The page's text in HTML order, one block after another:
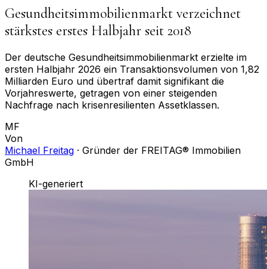
Gesundheitsimmobilienmarkt verzeichnet
stärkstes erstes Halbjahr seit 2018
Der deutsche Gesundheitsimmobilienmarkt erzielte im
ersten Halbjahr 2026 ein Transaktionsvolumen von 1,82
Milliarden Euro und übertraf damit signifikant die
Vorjahreswerte, getragen von einer steigenden
Nachfrage nach krisenresilienten Assetklassen.
MF
Von
Michael Freitag · Gründer der FREITAG® Immobilien
GmbH
KI-generiert